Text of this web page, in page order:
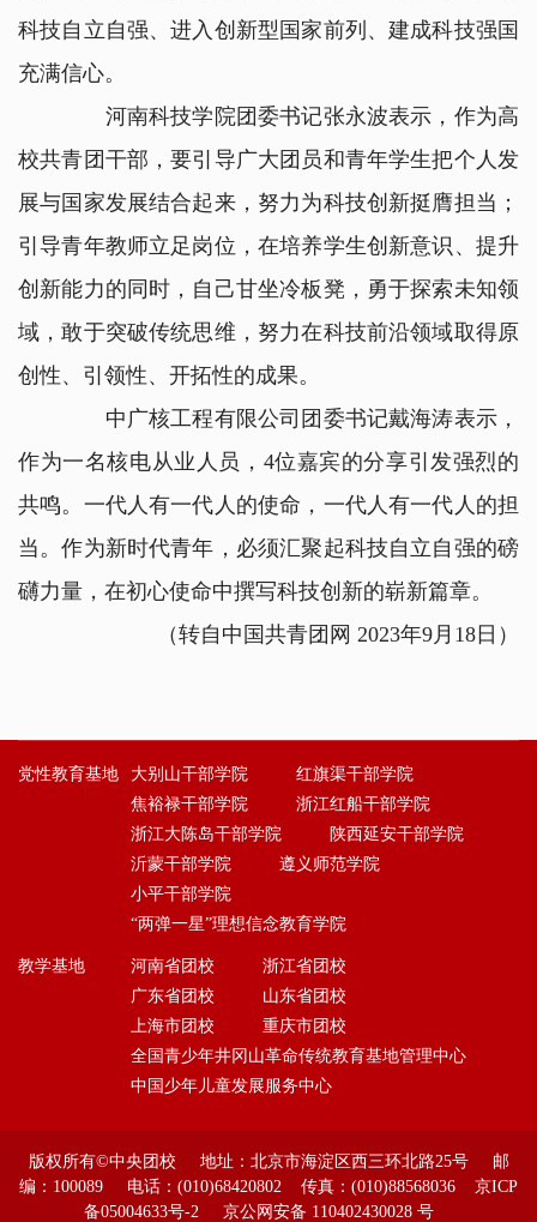
科技自立自强、进入创新型国家前列、建成科技强国
充满信心。
河南科技学院团委书记张永波表示，作为高
校共青团干部，要引导广大团员和青年学生把个人发
展与国家发展结合起来，努力为科技创新挺膺担当；
引导青年教师立足岗位，在培养学生创新意识、提升
创新能力的同时，自己甘坐冷板凳，勇于探索未知领
域，敢于突破传统思维，努力在科技前沿领域取得原
创性、引领性、开拓性的成果。
中广核工程有限公司团委书记戴海涛表示，
作为一名核电从业人员，4位嘉宾的分享引发强烈的
共鸣。一代人有一代人的使命，一代人有一代人的担
当。作为新时代青年，必须汇聚起科技自立自强的磅
礴力量，在初心使命中撰写科技创新的崭新篇章。
（转自中国共青团网 2023年9月18日）
党性教育基地 大别山干部学院
红旗渠干部学院
焦裕禄干部学院
浙江红船干部学院
浙江大陈岛干部学院
陕西延安干部学院
沂蒙干部学院
遵义师范学院
小平干部学院
“两弹一星”理想信念教育学院
教学基地 河南省团校
浙江省团校
广东省团校
山东省团校
上海市团校
重庆市团校
全国青少年井冈山革命传统教育基地管理中心
中国少年儿童发展服务中心
版权所有©中央团校 地址：北京市海淀区西三环北路25号 邮
编：100089 电话：(010)68420802 传真：(010)88568036 京ICP
备05004633号-2 京公网安备 110402430028 号